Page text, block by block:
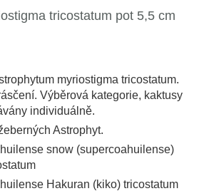
tricostatum pot 5,5 cm
myriostigma tricostatum.
Výběrová kategorie, kaktusy
individuálně.
Astrophyt.
snow (supercoahuilense)
Hakuran (kiko) tricostatum